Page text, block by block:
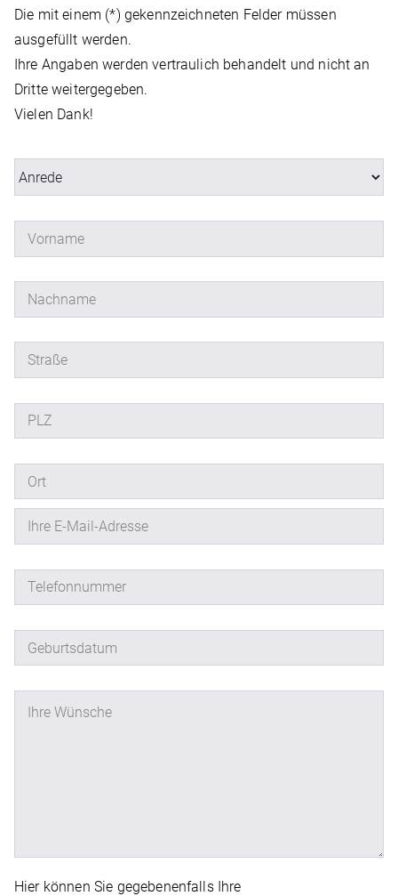
Die mit einem (*) gekennzeichneten Felder müssen
ausgefüllt werden.
Ihre Angaben werden vertraulich behandelt und nicht an
Dritte weitergegeben.
Vielen Dank!
Hier können Sie gegebenenfalls Ihre